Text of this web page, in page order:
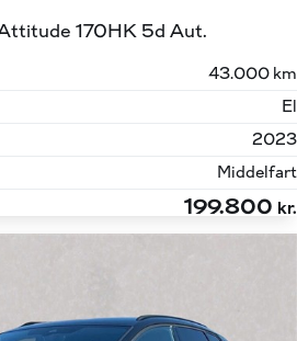
170HK 5d Aut.
43.000 km
El
2023
Middelfart
199.800 kr.